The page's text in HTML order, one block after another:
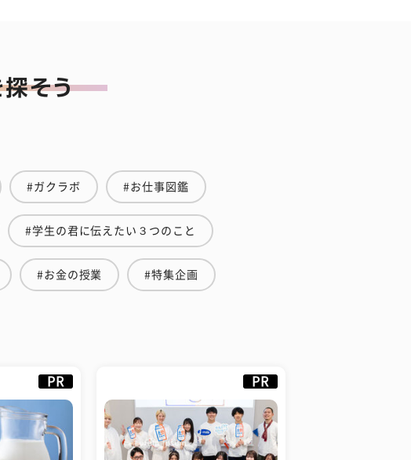
#ガクラボ #お仕事図鑑
#学生の君に伝えたい３つのこと
#お金の授業 #特集企画
PR PR